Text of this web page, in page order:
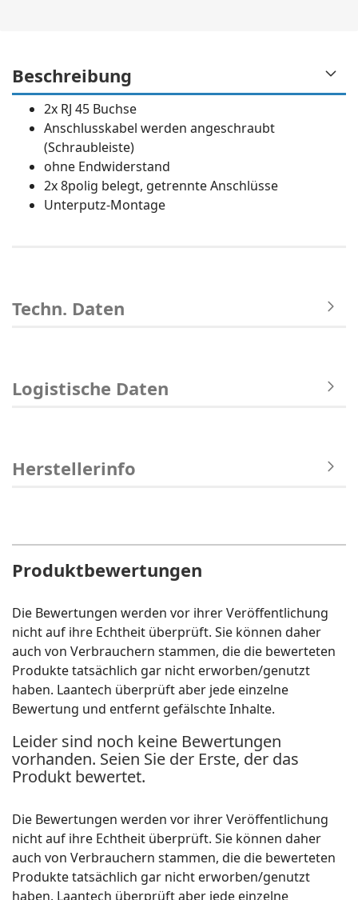
Beschreibung
2x RJ 45 Buchse
Anschlusskabel werden angeschraubt
(Schraubleiste)
ohne Endwiderstand
2x 8polig belegt, getrennte Anschlüsse
Unterputz-Montage
Techn. Daten
Logistische Daten
Herstellerinfo
Produktbewertungen
Die Bewertungen werden vor ihrer Veröffentlichung
nicht auf ihre Echtheit überprüft. Sie können daher
auch von Verbrauchern stammen, die die bewerteten
Produkte tatsächlich gar nicht erworben/genutzt
haben. Laantech überprüft aber jede einzelne
Bewertung und entfernt gefälschte Inhalte.
Leider sind noch keine Bewertungen
vorhanden. Seien Sie der Erste, der das
Produkt bewertet.
Die Bewertungen werden vor ihrer Veröffentlichung
nicht auf ihre Echtheit überprüft. Sie können daher
auch von Verbrauchern stammen, die die bewerteten
Produkte tatsächlich gar nicht erworben/genutzt
haben. Laantech überprüft aber jede einzelne